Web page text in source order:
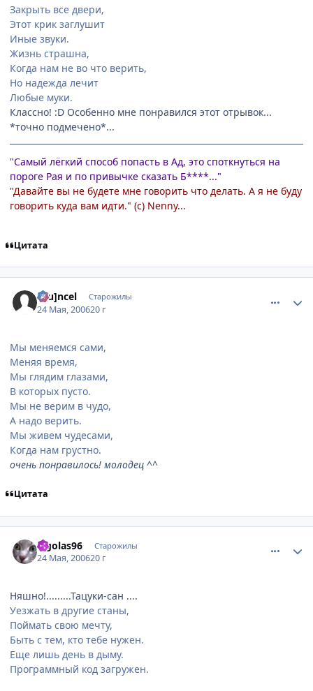
Закрыть все двери,
Этот крик заглушит
Иные звуки.
Жизнь страшна,
Когда нам не во что верить,
Но надежда лечит
Любые муки.
Классно! :D Особенно мне понравился этот отрывок...
*точно подмечено*...
"Самый лёгкий способ попасть в Ад, это споткнуться на
пороге Рая и по привычке сказать Б****..."
"Давайте вы не будете мне говорить что делать. А я не буду
говорить куда вам идти." (с) Nenny...
Цитата
D[u]ncel Старожилы
24 Мая, 200620 г
Мы меняемся сами,
Меняя время,
Мы глядим глазами,
В которых пусто.
Мы не верим в чудо,
А надо верить.
Мы живем чудесами,
Когда нам грустно.
очень понравилось! молодец ^^
Цитата
legolas96 Старожилы
24 Мая, 200620 г
Няшно!.........Тацуки-сан ....
Уезжать в другие станы,
Поймать свою мечту,
Быть с тем, кто тебе нужен.
Еще лишь день в дыму.
Программный код загружен.